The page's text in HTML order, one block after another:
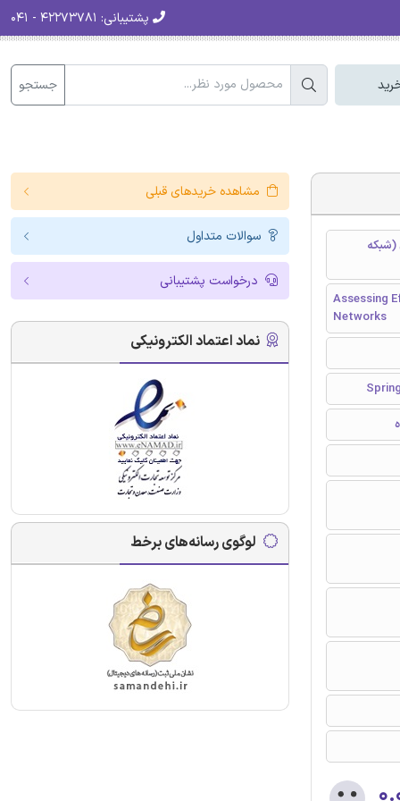
پشتیبانی:
جستجو
(شبکه
Assessing
Networks
مشاهده خریدهای قبلی
سوالات متداول
درخواست پشتیبانی
نماد اعتماد الکترونیکی
لوگوی رسانه‌های برخط